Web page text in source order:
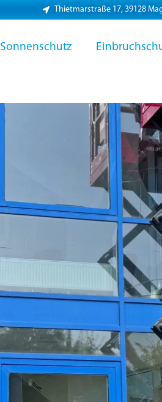
Thietmarstraße 17, 39128
Sonnenschutz